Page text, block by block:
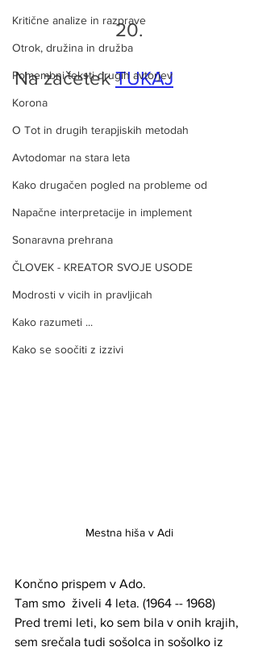
Kritične analize in razprave
Otrok, družina in družba
Pomembni teksti drugih avtorjev
Korona
O Tot in drugih terapjiskih metodah
Avtodomar na stara leta
Kako drugačen pogled na probleme od
Napačne interpretacije in implement
Sonaravna prehrana
ČLOVEK - KREATOR SVOJE USODE
Modrosti v vicih in pravljicah
Kako razumeti ...
Kako se soočiti z izzivi
20.
Na začetek TUKAJ
Mestna hiša v Adi
Končno prispem v Ado.
Tam smo  živeli 4 leta. (1964 -- 1968)
Pred tremi leti, ko sem bila v onih krajih,
sem srečala tudi sošolca in sošolko iz